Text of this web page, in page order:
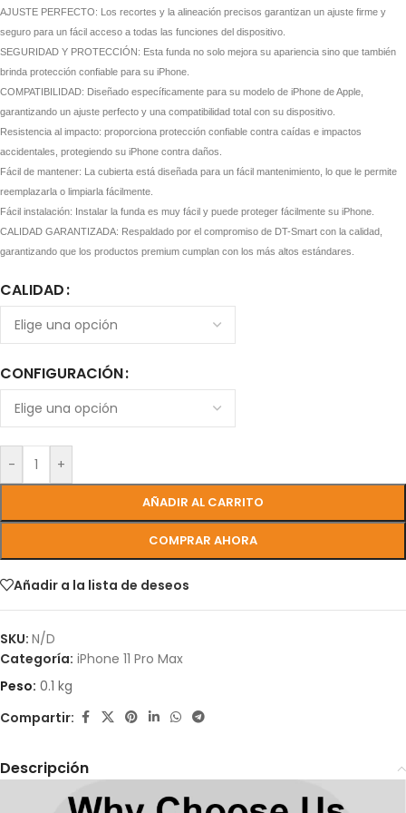
AJUSTE PERFECTO: Los recortes y la alineación precisos garantizan un ajuste firme y
seguro para un fácil acceso a todas las funciones del dispositivo.
SEGURIDAD Y PROTECCIÓN: Esta funda no solo mejora su apariencia sino que también
brinda protección confiable para su iPhone.
COMPATIBILIDAD: Diseñado específicamente para su modelo de iPhone de Apple,
garantizando un ajuste perfecto y una compatibilidad total con su dispositivo.
Resistencia al impacto: proporciona protección confiable contra caídas e impactos
accidentales, protegiendo su iPhone contra daños.
Fácil de mantener: La cubierta está diseñada para un fácil mantenimiento, lo que le permite
reemplazarla o limpiarla fácilmente.
Fácil instalación: Instalar la funda es muy fácil y puede proteger fácilmente su iPhone.
CALIDAD GARANTIZADA: Respaldado por el compromiso de DT-Smart con la calidad,
garantizando que los productos premium cumplan con los más altos estándares.
CALIDAD
CONFIGURACIÓN
- +
AÑADIR AL CARRITO
COMPRAR AHORA
Añadir a la lista de deseos
SKU: N/D
Categoría: iPhone 11 Pro Max
Peso: 0.1 kg
Compartir:
Descripción